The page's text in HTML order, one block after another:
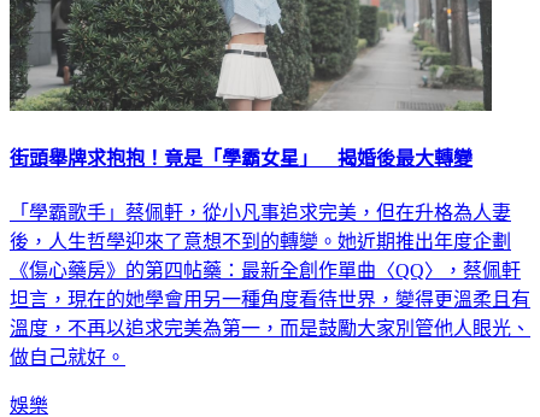
街頭舉牌求抱抱！竟是「學霸女星」 揭婚後最大轉變
「學霸歌手」蔡佩軒，從小凡事追求完美，但在升格為人妻
後，人生哲學迎來了意想不到的轉變。她近期推出年度企劃
《傷心藥房》的第四帖藥：最新全創作單曲〈QQ〉，蔡佩軒
坦言，現在的她學會用另一種角度看待世界，變得更溫柔且有
溫度，不再以追求完美為第一，而是鼓勵大家別管他人眼光、
做自己就好。
娛樂